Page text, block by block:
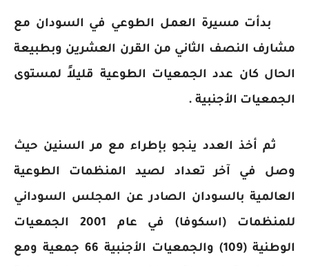
بدأت مسيرة العمل الطوعي في السودان مع
مشارف النصف الثاني من القرن العشرين وبطبيعة
الحال كان عدد الجمعيات الطوعية قليلاً لمستوى
الجمعيات الأجنبية .
ثم أخذ العدد ينجو بإطراء مع مر السنين حيث
وصل في آخر تعداد لصيد المنظمات الطوعية
العالمية بالسودان الصادر عن المجلس السوداني
للمنظمات (اسكوفا) في عام 2001 الجمعيات
الوطنية (109) والجمعيات الأجنبية 66 جمعية ومع